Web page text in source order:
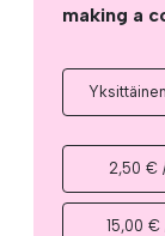
making a
Yksittäinen
2,50 €
15,00 €